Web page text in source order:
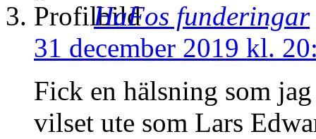
HaFos funderingar
31 december 2019 kl.
Fick en hälsning som
vilset ute som Lars